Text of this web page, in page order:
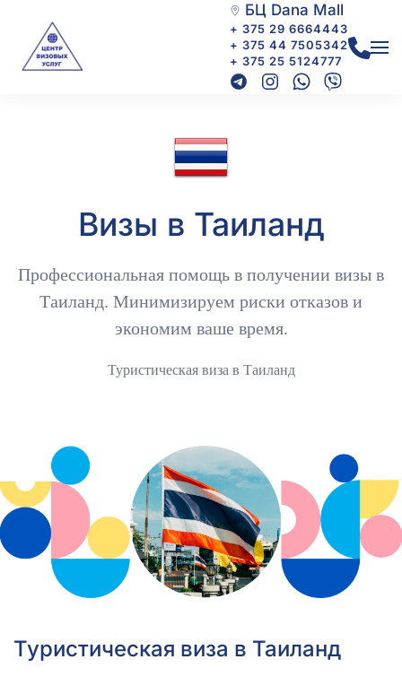
БЦ Dana Mall
+ 375 29 6664443
+ 375 44 7505342
+ 375 25 5124777
Визы в Таиланд
Профессиональная помощь в получении визы в
Таиланд. Минимизируем риски отказов и
экономим ваше время.
Туристическая виза в Таиланд
Туристическая виза в Таиланд